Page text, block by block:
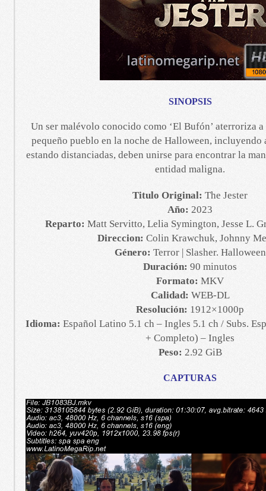
SINOPSIS
Un ser malévolo conocido como ‘El Bufón’ aterroriza
pequeño pueblo en la noche de Halloween, incluyendo
estando distanciadas, deben unirse para encontrar la
entidad maligna.
Titulo Original: The Jester
Año: 2023
Reparto: Matt Servitto, Lelia Symington, Jesse L.
Direccion: Colin Krawchuk, Johnny
Género: Terror | Slasher. Halloween
Duración: 90 minutos
Formato: MKV
Calidad: WEB-DL
Resolución: 1912×1000p
Idioma: Español Latino 5.1 ch – Ingles 5.1 ch / Subs.
+ Completo) – Ingles
Peso: 2.92 GiB
CAPTURAS